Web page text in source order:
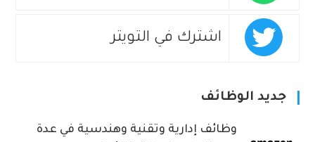
اشترك في التويتر
جديد الوظائف
وظائف إدارية وتقنية وهندسية في عدة